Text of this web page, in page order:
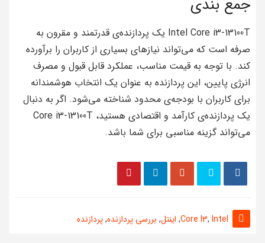
جمع بندی
Intel Core i3-13100T یک پردازنده‌ی قدرتمند و مقرون به
صرفه است که می‌تواند نیازهای بسیاری از کاربران را برآورده
کند. با توجه به قیمت مناسب، عملکرد قابل قبول و مصرف
انرژی پایین، این پردازنده به عنوان یک انتخاب هوشمندانه
برای کاربران با بودجه‌ی محدود شناخته می‌شود. اگر به دنبال
یک پردازنده‌ی کارآمد و اقتصادی هستید، Core i3-13100T
می‌تواند گزینه مناسبی برای شما باشد.
Core I3, Intel
, اینتل, بررسی پردازنده,پردازنده